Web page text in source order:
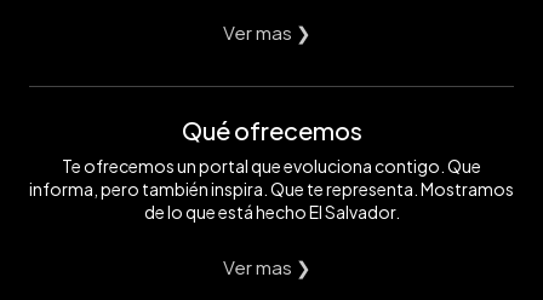
Ver mas ❯
Qué ofrecemos
Te ofrecemos un portal que evoluciona contigo. Que
informa, pero también inspira. Que te representa. Mostramos
de lo que está hecho El Salvador.
Ver mas ❯